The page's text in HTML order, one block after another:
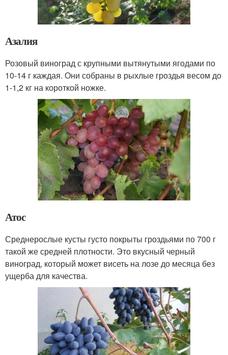
Азалия
Розовый виноград с крупными вытянутыми ягодами по
10-14 г каждая. Они собраны в рыхлые гроздья весом до
1-1,2 кг на короткой ножке.
Атос
Среднерослые кусты густо покрыты гроздьями по 700 г
такой же средней плотности. Это вкусный черный
виноград, который может висеть на лозе до месяца без
ущерба для качества.